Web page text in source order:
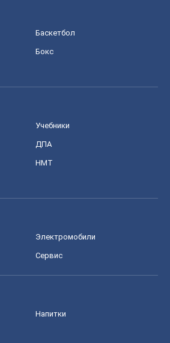
Баскетбол
Бокс
Учебники
ДПА
НМТ
Электромобили
Сервис
Напитки